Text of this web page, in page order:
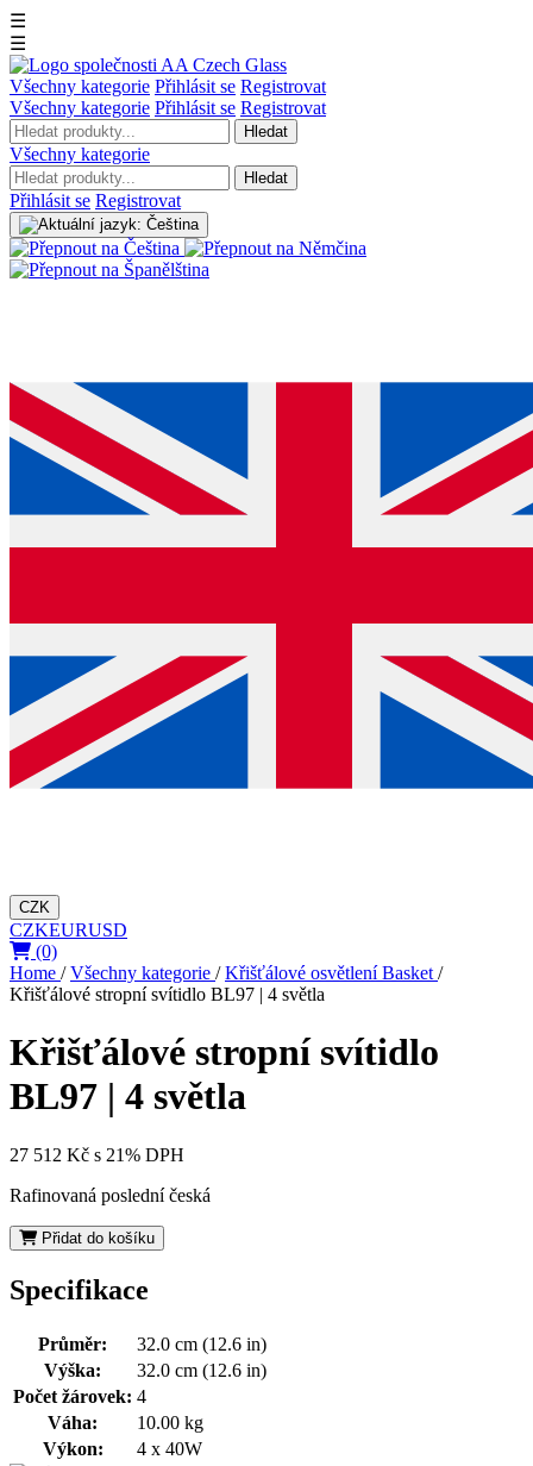
☰
☰
Všechny kategorie Přihlásit se Registrovat
Všechny kategorie Přihlásit se Registrovat
Hledat
Všechny kategorie
Hledat
Přihlásit se Registrovat
CZK
CZKEURUSD
(0)
Home / Všechny kategorie / Křišťálové osvětlení Basket /
Křišťálové stropní svítidlo BL97 | 4 světla
Křišťálové stropní svítidlo
BL97 | 4 světla
27 512 Kč s 21% DPH
Rafinovaná poslední česká
Přidat do košíku
Specifikace
Průměr:
32.0 cm (12.6 in)
Výška:
32.0 cm (12.6 in)
Počet žárovek: 4
Váha:
10.00 kg
Výkon:
4 x 40W